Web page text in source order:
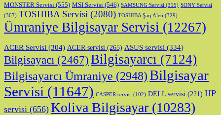
MONSTER Servisi (555) MSI Servisi (546) SAMSUNG Servisi (315) SONY Servisi
(307) TOSHIBA Servisi (2080) TOSHIBA Şarj Aleti (329)
Ümraniye Bilgisayar Servisi (12267)
ACER Servisi (304) ACER servisi (265) ASUS servisi (334)
Bilgisayacı (2467) Bilgisayarcı (7124)
Bilgisayarcı Ümraniye (2948)Bilgisayar
Servisi (11647) CASPER servisi (102) DELL servisi (221) HP
servisi (656) Koliva Bilgisayar (10283)